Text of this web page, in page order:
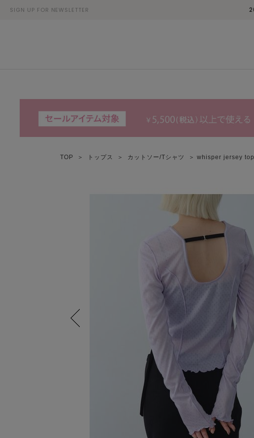
SIGN UP FOR NEWSLETTER
TOP ＞ トップス ＞ カットソー/Tシャツ ＞ whisper jersey top